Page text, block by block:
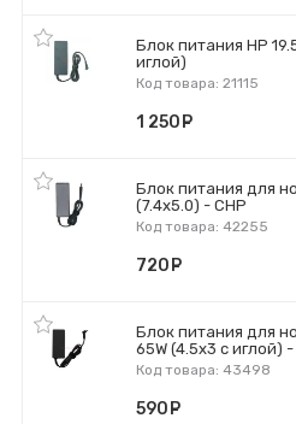
Блок питания HP
иглой)
Код товара: 21115
1 250
Блок питания для
(7.4х5.0) - CHP
Код товара: 42255
720
Блок питания для
65W (4.5x3 с иглой)
Код товара: 43498
590